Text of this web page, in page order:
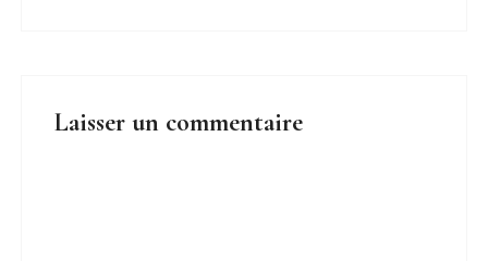
Laisser un commentaire